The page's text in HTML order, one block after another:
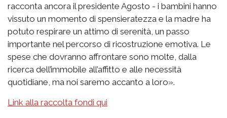
racconta ancora il presidente Agosto - i bambini hanno
vissuto un momento di spensieratezza e la madre ha
potuto respirare un attimo di serenità, un passo
importante nel percorso di ricostruzione emotiva. Le
spese che dovranno affrontare sono molte, dalla
ricerca dell’immobile all’affitto e alle necessità
quotidiane, ma noi saremo accanto a loro».
Link alla raccolta fondi qui